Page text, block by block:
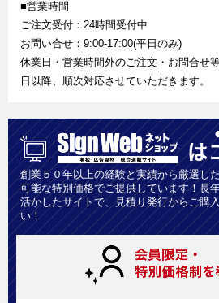
■営業時間
ご注文受付：24時間受付中
お問い合せ：9:00-17:00(平日のみ)
休業日・営業時間外のご注文・お問合せ
日以降、順次対応させていただきます。
創業５０年以上の経験と実績から厳選し
可能な特別価格でご提供しています！長
活かしたサイトで、見積り発行からご購
い！